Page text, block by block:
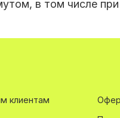
в том числе
клиентам